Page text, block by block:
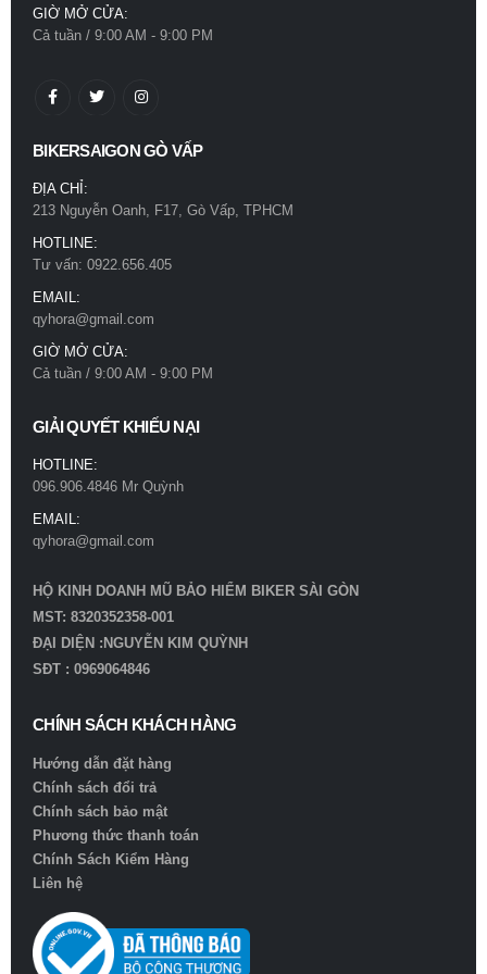
0out of 5
780.000 ₫
GIỜ MỞ CỬA:
Cả tuần / 9:00 AM - 9:00 PM
BIKERSAIGON GÒ VẤP
ĐỊA CHỈ:
213 Nguyễn Oanh, F17, Gò Vấp, TPHCM
HOTLINE:
Tư vấn: 0922.656.405
EMAIL:
qyhora@gmail.com
GIỜ MỞ CỬA:
Cả tuần / 9:00 AM - 9:00 PM
GIẢI QUYẾT KHIẾU NẠI
HOTLINE:
096.906.4846 Mr Quỳnh
EMAIL:
qyhora@gmail.com
HỘ KINH DOANH MŨ BẢO HIỂM BIKER SÀI GÒN
MST: 8320352358-001
ĐẠI DIỆN :NGUYỄN KIM QUỲNH
SĐT : 0969064846
CHÍNH SÁCH KHÁCH HÀNG
Hướng dẫn đặt hàng
Chính sách đổi trả
Chính sách bảo mật
Phương thức thanh toán
Chính Sách Kiểm Hàng
Liên hệ